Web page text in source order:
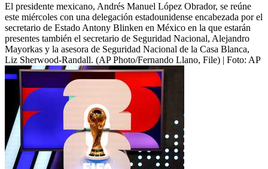
El presidente mexicano, Andrés Manuel López Obrador, se reúne
este miércoles con una delegación estadounidense encabezada por el
secretario de Estado Antony Blinken en México en la que estarán
presentes también el secretario de Seguridad Nacional, Alejandro
Mayorkas y la asesora de Seguridad Nacional de la Casa Blanca,
Liz Sherwood-Randall. (AP Photo/Fernando Llano, File) | Foto: AP